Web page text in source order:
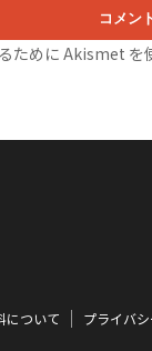
ために Akismet を
について プライバ